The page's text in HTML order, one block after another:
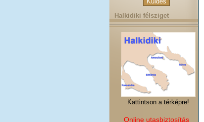
Halkidiki félsziget
Kattintson a térképre!
Online utasbiztosítás